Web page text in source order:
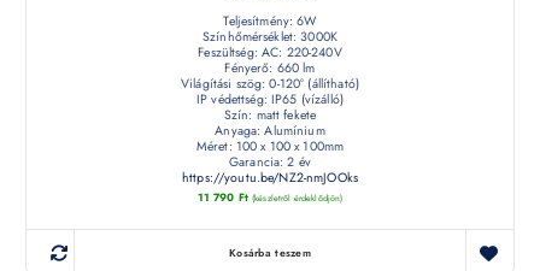
Teljesítmény: 6W
Színhőmérséklet: 3000K
Feszültség: AC: 220-240V
Fényerő: 660 lm
Világítási szög: 0-120° (állítható)
IP védettség: IP65 (vízálló)
Szín: matt fekete
Anyaga: Alumínium
Méret: 100 x 100 x 100mm
Garancia: 2 év
https://youtu.be/NZ2-nmJOOks
11 790 Ft (készletről érdeklődjön)
Kosárba teszem